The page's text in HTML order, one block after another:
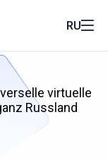
RU
virtuelle
Russland